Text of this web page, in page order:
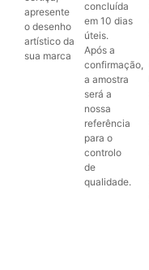
apresente
o desenho
artístico da
sua marca
concluída
em 10 dias
úteis.
Após a
confirmação,
a amostra
será a
nossa
referência
para o
controlo
de
qualidade.